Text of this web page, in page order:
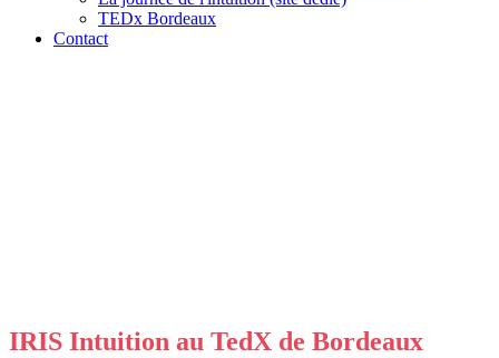
TEDx Bordeaux
Contact
IRIS Intuition au TedX de Bordeaux